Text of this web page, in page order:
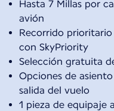
Hasta 7 Millas por
avión
Recorrido
con SkyPriority
Selección gratuita
Opciones de
salida del vuelo
1 pieza de equipaje